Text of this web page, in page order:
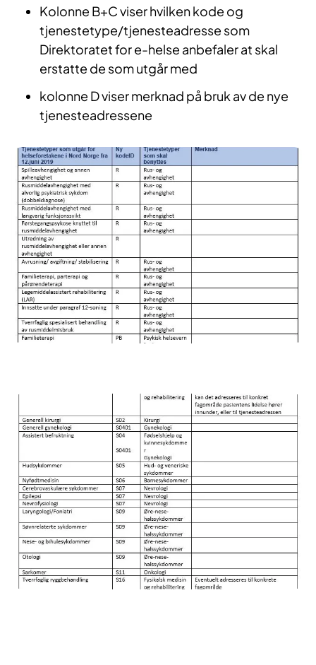
Kolonne B+C viser hvilken kode og
tjenestetype/tjenesteadresse som
Direktoratet for e-helse anbefaler at skal
erstatte de som utgår med
kolonne D viser merknad på bruk av de nye
tjenesteadressene